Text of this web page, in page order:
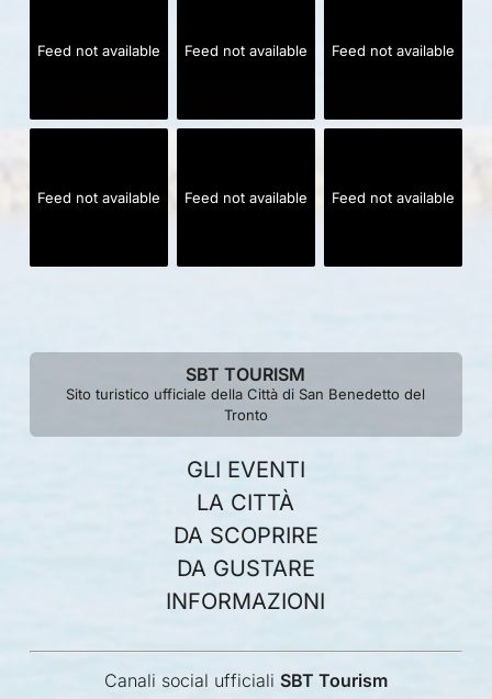
Feed not available Feed not available Feed not available
Feed not available Feed not available Feed not available
SBT TOURISM
Sito turistico ufficiale della Città di San Benedetto del
Tronto
GLI EVENTI
LA CITTÀ
DA SCOPRIRE
DA GUSTARE
INFORMAZIONI
Canali social ufficiali SBT Tourism